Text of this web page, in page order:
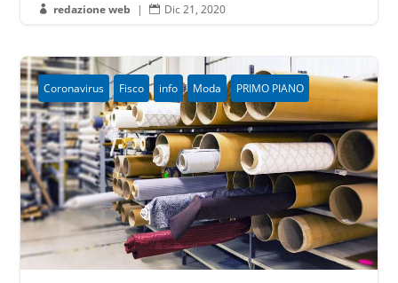
 redazione web |  Dic 21, 2020
Coronavirus Fisco info Moda PRIMO PIANO